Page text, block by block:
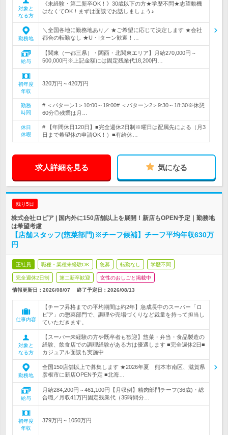
対象と
なる方
《未経験・第二新卒OK！》30歳以下の方★学歴不問★志望動機
はなくてOK！まずは面談でお話しましょう♪
勤務地
＼全国各地に勤務地あり／ ★ご希望に応じて決定します ★会社
都合の転勤なし ★U・Iターン歓迎！…
給与
【関東（一都三県）・関西・北関東エリア】月給270,000円～
500,000円※上記金額には固定残業代18,200円…
初年度
年収
320万円～420万円
勤務
時間
# ＜パターン1＞10:00～19:00# ＜パターン2＞9:30～18:30※休憩
60分◎残業は月…
休日
休暇
# 【年間休日120日】■完全週休2日制※曜日は配属先による（月3
日まで希望休の申請OK！）■有給休…
求人詳細を見る 気になる
残り5日
株式会社ロピア | 国内外に150店舗以上を展開！新店もOPEN予定｜勤務地
は希望考慮
【店舗スタッフ(惣菜部門)※チーフ候補】チーフ平均年収630万
円
正社員 職種・業種未経験OK 急募 転勤なし 学歴不問
完全週休2日制 第二新卒歓迎 女性のおしごと掲載中
情報更新日：2026/08/07 終了予定日： 2026/08/13
仕事内容
【チーフ昇格までの平均期間は約2年】急成長中のスーパー「ロ
ピア」の惣菜部門で、調理や売場づくりなど裁量を持って担当し
ていただきます。
対象と
なる方
【スーパー未経験の方や既卒者も歓迎】惣菜・弁当・食品製造の
経験、飲食店での調理経験がある方は優遇します ■完全週休2日■
カジュアル面談も実施中
勤務地
全国150店舗以上で募集します ★2026年夏 熊本市南区、滋賀県
彦根市に新店OPEN予定 ■北海…
給与
月給284,200円～461,100円【月収例】精肉部門チーフ(36歳)・総
合職／月収41万円固定残業代（35時間分…
初年度
年収
379万円～1050万円